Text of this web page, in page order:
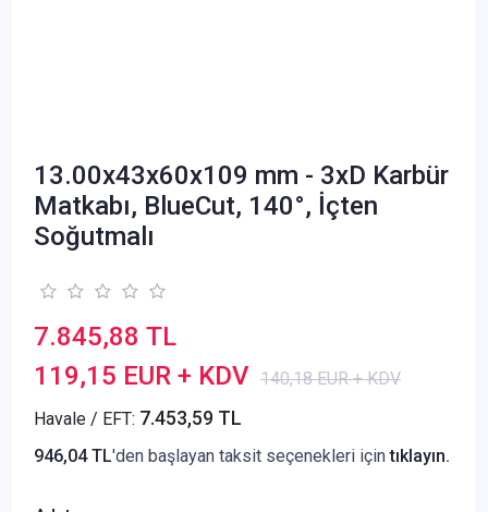
13.00x43x60x109 mm - 3xD Karbür
Matkabı, BlueCut, 140°, İçten
Soğutmalı
7.845,88 TL
119,15 EUR + KDV 140,18 EUR + KDV
Havale / EFT: 7.453,59 TL
946,04 TL'den başlayan taksit seçenekleri içintıklayın.